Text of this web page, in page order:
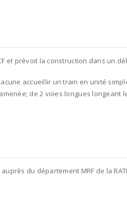
et prévoit la construction dans un
accueillir un train en unité
de 2 voies longues longeant
du département MRF de la